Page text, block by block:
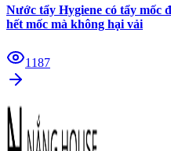
Nước tẩy Hygiene có tẩy mốc
hết mốc mà không hại vải
1187